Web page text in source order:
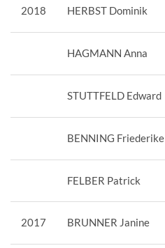
2018 HERBST Dominik
HAGMANN Anna
STUTTFELD Edward
BENNING Friederike
FELBER Patrick
2017 BRUNNER Janine